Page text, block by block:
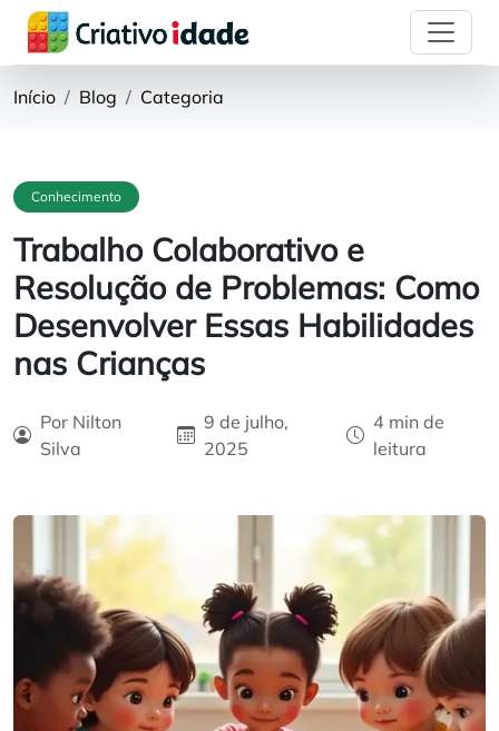
Início Blog Categoria
Conhecimento
Trabalho Colaborativo e
Resolução de Problemas: Como
Desenvolver Essas Habilidades
nas Crianças
Por Nilton
Silva
9 de julho,
2025
4 min de
leitura